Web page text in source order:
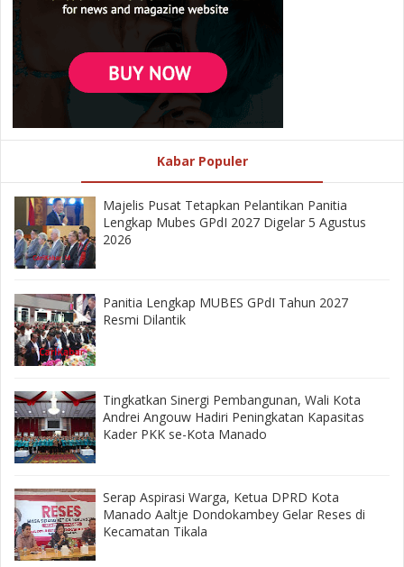
Kabar Populer
Majelis Pusat Tetapkan Pelantikan Panitia
Lengkap Mubes GPdI 2027 Digelar 5 Agustus
2026
Panitia Lengkap MUBES GPdI Tahun 2027
Resmi Dilantik
‎Tingkatkan Sinergi Pembangunan, Wali Kota
Andrei Angouw Hadiri Peningkatan Kapasitas
Kader PKK se-Kota Manado
‎Serap Aspirasi Warga, Ketua DPRD Kota
Manado Aaltje Dondokambey Gelar Reses di
Kecamatan Tikala ‎